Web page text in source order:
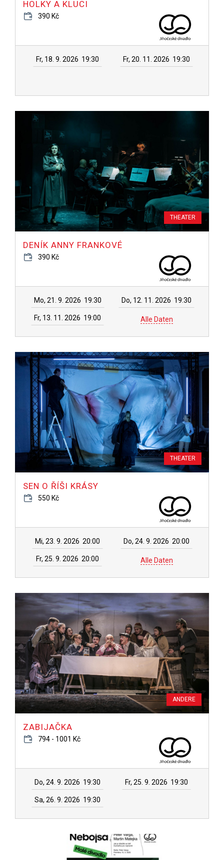
HOLKY A KLUCI
390 Kč
Fr, 18. 9. 2026 19:30 Fr, 20. 11. 2026 19:30
THEATER
DENÍK ANNY FRANKOVÉ
390 Kč
Mo, 21. 9. 2026 19:30 Do, 12. 11. 2026 19:30
Fr, 13. 11. 2026 19:00 Alle Daten
THEATER
SEN O ŘÍŠI KRÁSY
550 Kč
Mi, 23. 9. 2026 20:00 Do, 24. 9. 2026 20:00
Fr, 25. 9. 2026 20:00 Alle Daten
ANDERE
ZABIJAČKA
794 - 1001 Kč
Do, 24. 9. 2026 19:30 Fr, 25. 9. 2026 19:30
Sa, 26. 9. 2026 19:30